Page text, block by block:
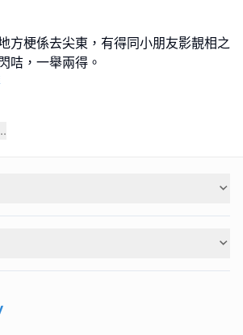
方梗係去尖東，有得同小朋友影靚相之